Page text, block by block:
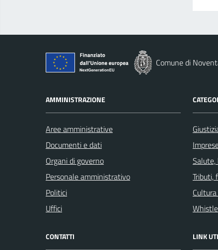
Comune di
AMMINISTRAZIONE
Aree amministrative
Documenti e dati
Organi di governo
Personale amministrativo
Politici
Uffici
Salute,
Tributi,
CONTATTI LINK